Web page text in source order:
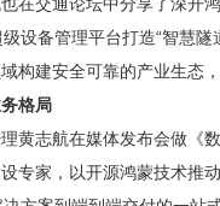
设备管理平台打造“智慧
构建安全可靠的产业生态
格局
志航在媒体发布会做《
专家，以开源鸿蒙技术推